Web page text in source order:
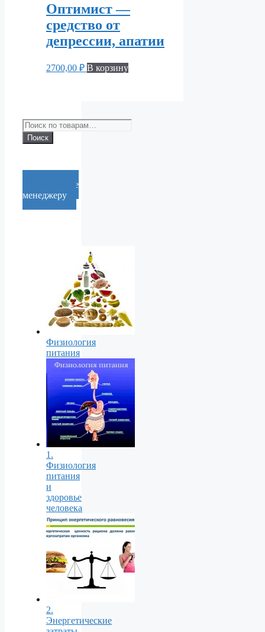
Оптимист —
средство от
депрессии, апатии
2700,00 ₽ В корзину
Искать:
Поиск
Cообщение
менеджеру
Физиология
питания
1.
Физиология
питания
и
здоровье
человека
2.
Энергетические